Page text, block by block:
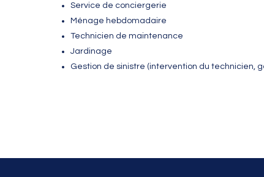
Service de conciergerie
Ménage hebdomadaire
Technicien de maintenance
Jardinage
Gestion de sinistre (intervention du technicien,